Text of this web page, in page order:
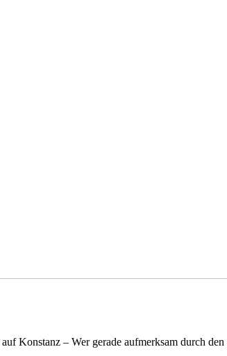
Konstanz – Wer gerade aufmerksam durch